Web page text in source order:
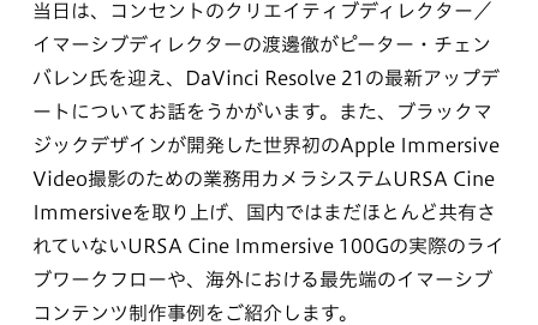
当日は、コンセントのクリエイティブディレクター／
イマーシブディレクターの渡邊徹がピーター・チェン
バレン氏を迎え、DaVinci Resolve 21の最新アップデ
ートについてお話をうかがいます。また、ブラックマ
ジックデザインが開発した世界初のApple Immersive
Video撮影のための業務用カメラシステムURSA Cine
Immersiveを取り上げ、国内ではまだほとんど共有さ
れていないURSA Cine Immersive 100Gの実際のライ
ブワークフローや、海外における最先端のイマーシブ
コンテンツ制作事例をご紹介します。